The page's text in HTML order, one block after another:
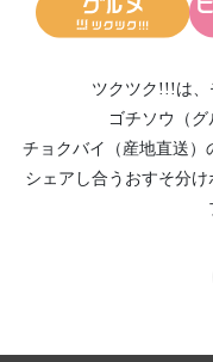
ツクツク!!!は、
ゴチソウ（グ
チョクバイ（産地直送）
シェアし合う おすそ分